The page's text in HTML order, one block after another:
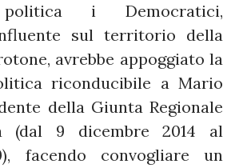
politica i Democratici,
sul territorio della
avrebbe appoggiato la
riconducibile a Mario
della Giunta Regionale
(dal 9 dicembre 2014 al
facendo convogliare un